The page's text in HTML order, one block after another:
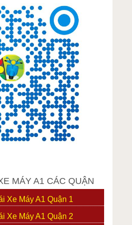
MÁY A1 CÁC QUẬN
Xe Máy A1 Quận 1
Xe Máy A1 Quận 2